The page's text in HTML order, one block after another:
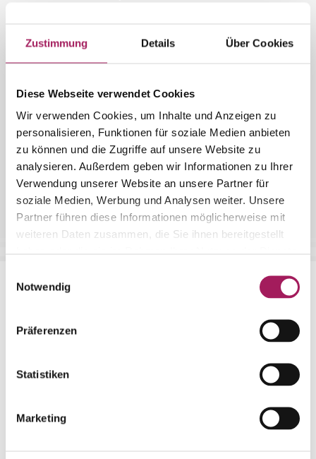
Zustimmung Details Über Cookies
Diese Webseite verwendet Cookies
Wir verwenden Cookies, um Inhalte und Anzeigen zu
personalisieren, Funktionen für soziale Medien anbieten
zu können und die Zugriffe auf unsere Website zu
analysieren. Außerdem geben wir Informationen zu Ihrer
Verwendung unserer Website an unsere Partner für
soziale Medien, Werbung und Analysen weiter. Unsere
Partner führen diese Informationen möglicherweise mit
weiteren Daten zusammen, die Sie ihnen bereitgestellt
Notwendig
Präferenzen
Statistiken
Marketing
promeneurs et des flâneurs.
haut standing, des parkings couverts, un restaurant, une
piscine couverte et un cabinet de physiothérapie. En
1981, les premiers appartements ont été occupés et le
restaurant a ouvert ses portes. À l'époque déjà, la VILLA
disposait au premier étage de trois magnifiques salles
avec vue sur le lac ainsi que d'une chambre d'hôtes.
Impressions